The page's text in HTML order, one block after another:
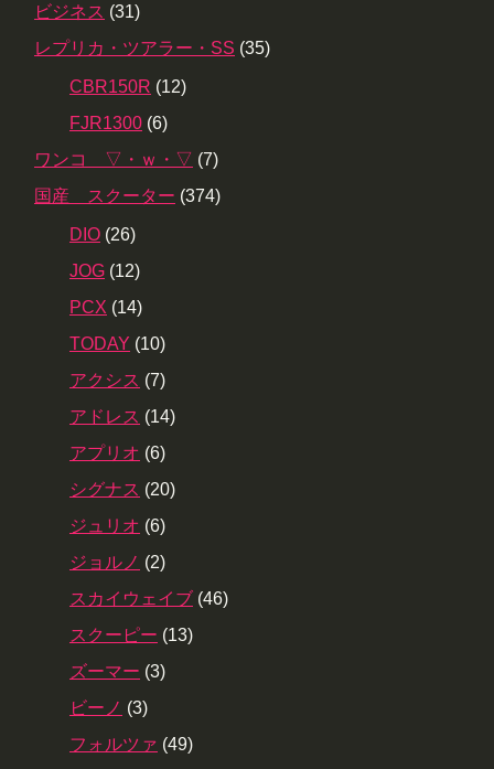
ビジネス (31)
レプリカ・ツアラー・SS (35)
CBR150R (12)
FJR1300 (6)
ワンコ ▽・ｗ・▽ (7)
国産 スクーター (374)
DIO (26)
JOG (12)
PCX (14)
TODAY (10)
アクシス (7)
アドレス (14)
アプリオ (6)
シグナス (20)
ジュリオ (6)
ジョルノ (2)
スカイウェイブ (46)
スクーピー (13)
ズーマー (3)
ビーノ (3)
フォルツァ (49)